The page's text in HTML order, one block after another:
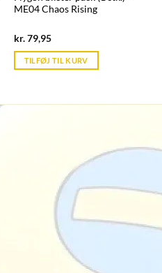
ME04 Chaos Rising
kr.79,95Current
is:
kr. 39,95.
TILFØJ TIL KURV